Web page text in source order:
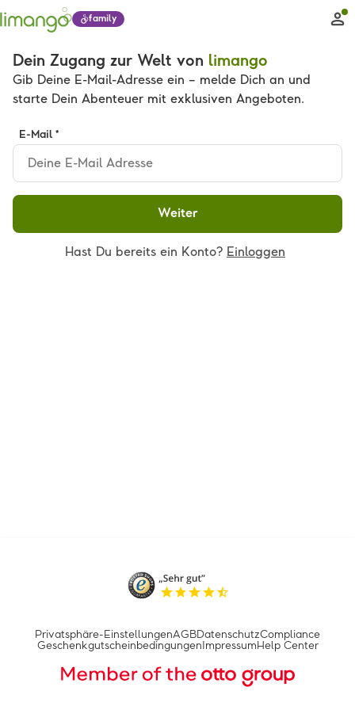
family
Dein Zugang zur Welt von limango
Gib Deine E-Mail-Adresse ein – melde Dich an und
starte Dein Abenteuer mit exklusiven Angeboten.
E-Mail *
Weiter
Hast Du bereits ein Konto? Einloggen
Privatsphäre-EinstellungenAGBDatenschutzCompliance
Geschenkgutscheinbedingungen Impressum Help Center